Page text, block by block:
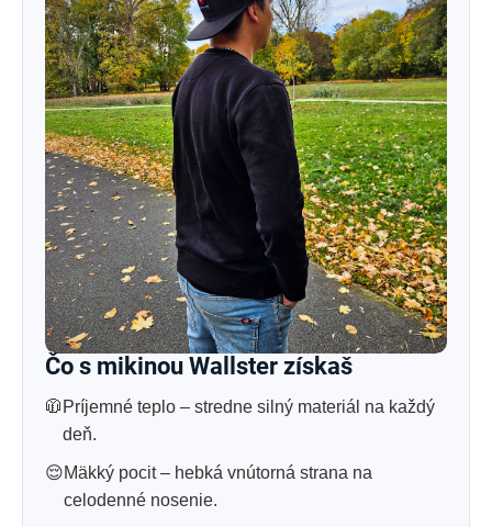
Čo s mikinou Wallster získaš
🧥 Príjemné teplo – stredne silný materiál na každý
deň.
😌Mäkký pocit – hebká vnútorná strana na
celodenné nosenie.